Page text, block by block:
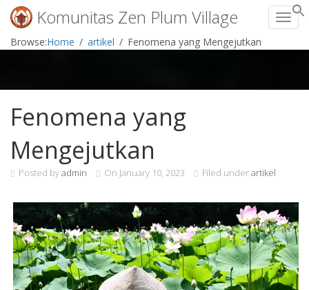
Skip
to
Komunitas Zen Plum Village
Browse:Home artikel Fenomena yang Mengejutkan
Fenomena yang
Mengejutkan
Posted byadmin On January 10, 2023 Filed underartikel